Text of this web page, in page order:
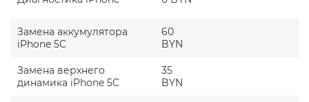
сколько это займет времени, расскажет
Контролируйте процесс, доверяйте
профессионалам, которым нечего скрывать.
Замена аккумулятора
iPhone 5C
60
BYN
Замена верхнего
динамика iPhone 5C
35
BYN